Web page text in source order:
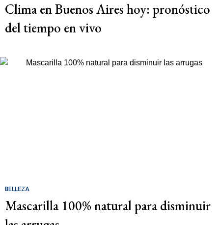
Clima en Buenos Aires hoy: pronóstico
del tiempo en vivo
BELLEZA
Mascarilla 100% natural para disminuir